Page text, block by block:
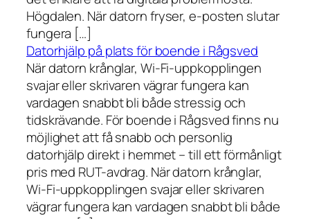
Högdalen. När datorn fryser, e-posten slutar
fungera […]
Datorhjälp på plats för boende i Rågsved
När datorn krånglar, Wi-Fi-uppkopplingen
svajar eller skrivaren vägrar fungera kan
vardagen snabbt bli både stressig och
tidskrävande. För boende i Rågsved finns nu
möjlighet att få snabb och personlig
datorhjälp direkt i hemmet – till ett förmånligt
pris med RUT-avdrag. När datorn krånglar,
Wi-Fi-uppkopplingen svajar eller skrivaren
vägrar fungera kan vardagen snabbt bli både